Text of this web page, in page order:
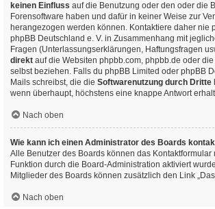
keinen Einfluss auf die Benutzung oder den oder die
Forensoftware haben und dafür in keiner Weise zur
herangezogen werden können. Kontaktiere daher nie
phpBB Deutschland e. V. in Zusammenhang mit
Fragen (Unterlassungserklärungen, Haftungsfragen
direkt auf die Websiten phpbb.com, phpbb.de oder
selbst beziehen. Falls du phpBB Limited oder phpBB
Mails schreibst, die die Softwarenutzung durch Dritte
wenn überhaupt, höchstens eine knappe Antwort
Nach oben
Wie kann ich einen Administrator des Boards
Alle Benutzer des Boards können das Kontaktformular
Funktion durch die Board-Administration aktiviert
Mitglieder des Boards können zusätzlich den Link
Nach oben